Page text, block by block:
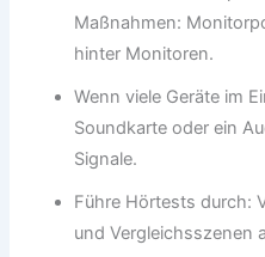
Maßnahmen:
hinter Monitoren.
Wenn viele Geräte im
Soundkarte oder ein
Signale.
Führe Hörtests durch:
und Vergleichsszenen